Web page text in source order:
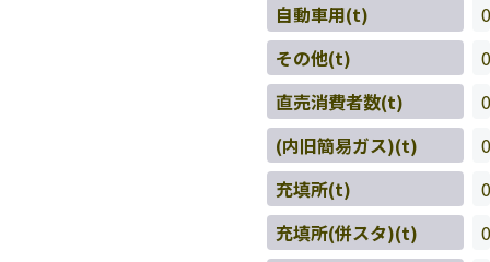
自動車用(t)
0
その他(t)
0
直売消費者数(t)
0
(内旧簡易ガス)(t)
0
充填所(t)
0
充填所(併スタ)(t)
0